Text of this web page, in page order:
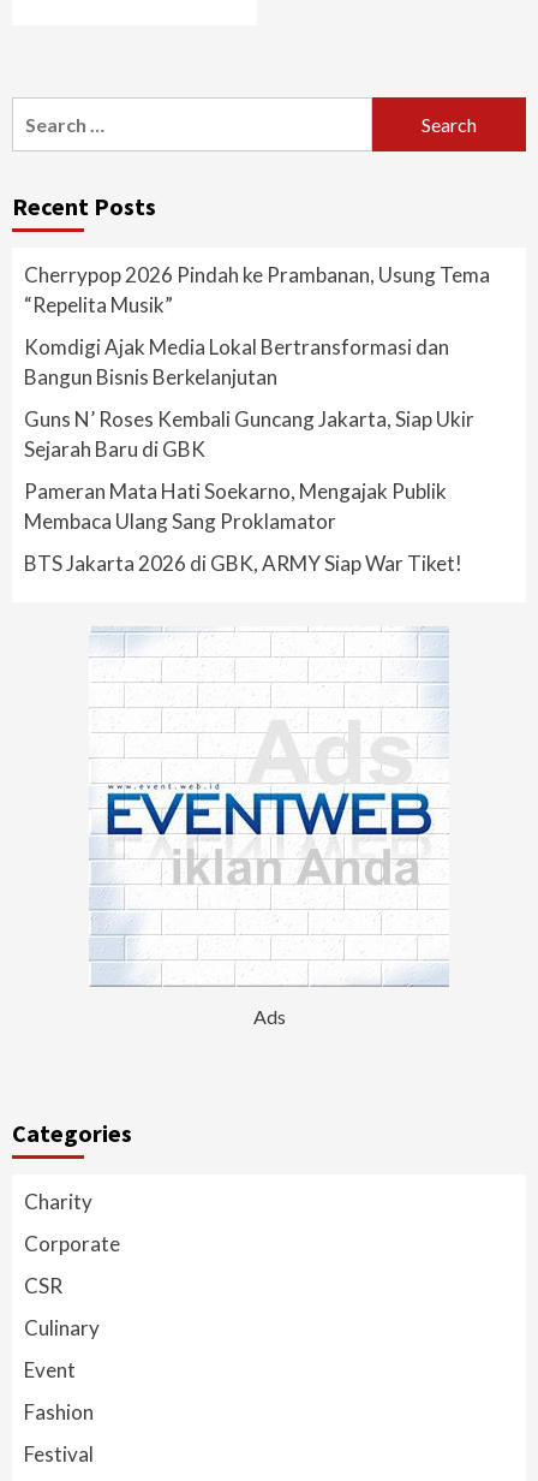
for:
Recent Posts
Cherrypop 2026 Pindah ke Prambanan, Usung Tema
“Repelita Musik”
Komdigi Ajak Media Lokal Bertransformasi dan
Bangun Bisnis Berkelanjutan
Guns N’ Roses Kembali Guncang Jakarta, Siap Ukir
Sejarah Baru di GBK
Pameran Mata Hati Soekarno, Mengajak Publik
Membaca Ulang Sang Proklamator
BTS Jakarta 2026 di GBK, ARMY Siap War Tiket!
Ads
Categories
Charity
Corporate
CSR
Culinary
Event
Fashion
Festival